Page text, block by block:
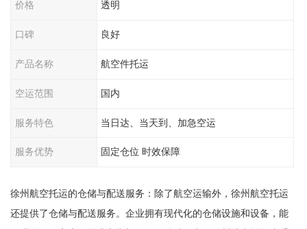
价格 透明
口碑 良好
产品名称 航空件托运
空运范围 国内
服务特色 当日达、当天到、加急空运
服务优势 固定仓位 时效保障
徐州航空托运的仓储与配送服务：除了航空运输外，徐州航空托运
还提供了仓储与配送服务。企业拥有现代化的仓储设施和设备，能